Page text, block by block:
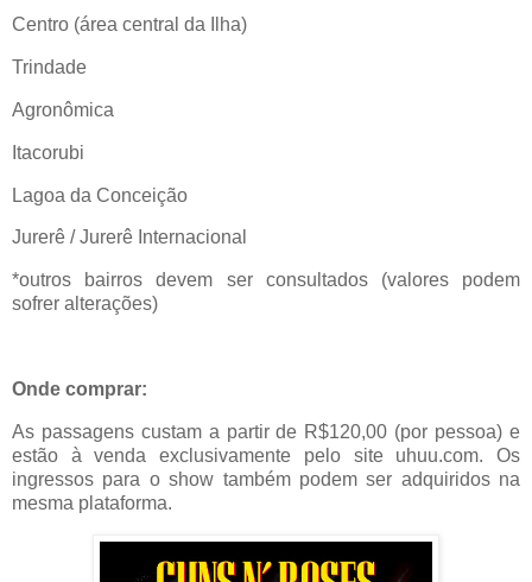
Centro (área central da Ilha)
Trindade
Agronômica
Itacorubi
Lagoa da Conceição
Jurerê /Jurerê Internacional
*outros bairros devem ser consultados (valores podem
sofrer alterações)
Onde comprar:
As passagens custam a partir de R$120,00 (por pessoa) e
estão à venda exclusivamente pelo site uhuu.com. Os
ingressos para o show também podem ser adquiridos na
mesma plataforma.